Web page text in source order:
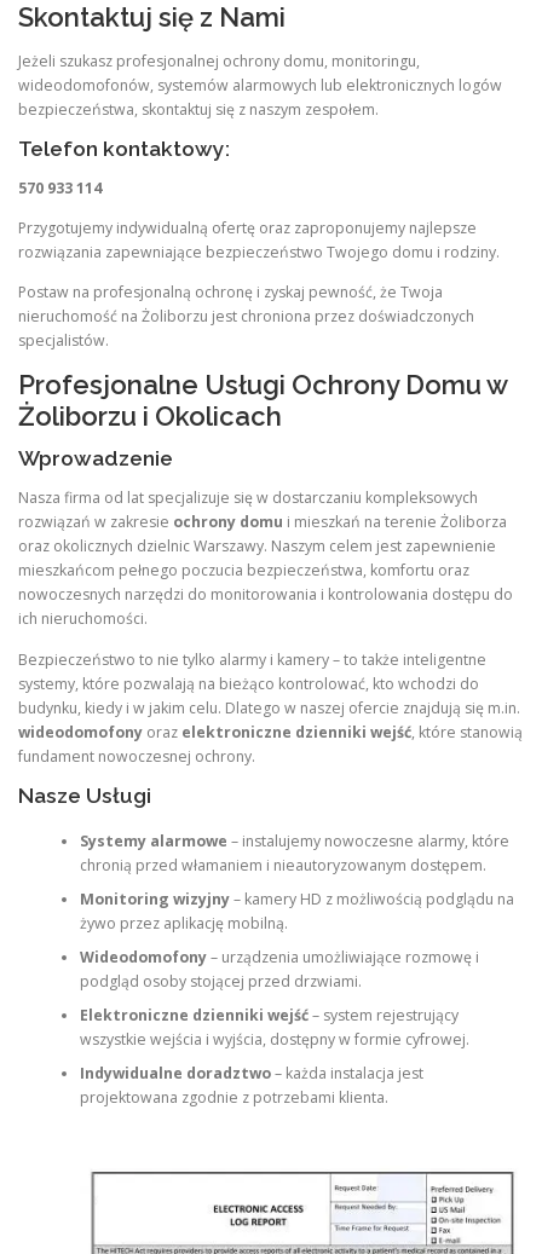
Skontaktuj się z Nami
Jeżeli szukasz profesjonalnej ochrony domu, monitoringu,
wideodomofonów, systemów alarmowych lub elektronicznych logów
bezpieczeństwa, skontaktuj się z naszym zespołem.
Telefon kontaktowy:
570 933 114
Przygotujemy indywidualną ofertę oraz zaproponujemy najlepsze
rozwiązania zapewniające bezpieczeństwo Twojego domu i rodziny.
Postaw na profesjonalną ochronę i zyskaj pewność, że Twoja
nieruchomość na Żoliborzu jest chroniona przez doświadczonych
specjalistów.
Profesjonalne Usługi Ochrony Domu w
Żoliborzu i Okolicach
Wprowadzenie
Nasza firma od lat specjalizuje się w dostarczaniu kompleksowych
rozwiązań w zakresie ochrony domu i mieszkań na terenie Żoliborza
oraz okolicznych dzielnic Warszawy. Naszym celem jest zapewnienie
mieszkańcom pełnego poczucia bezpieczeństwa, komfortu oraz
nowoczesnych narzędzi do monitorowania i kontrolowania dostępu do
ich nieruchomości.
Bezpieczeństwo to nie tylko alarmy i kamery – to także inteligentne
systemy, które pozwalają na bieżąco kontrolować, kto wchodzi do
budynku, kiedy i w jakim celu. Dlatego w naszej ofercie znajdują się m.in.
wideodomofony oraz elektroniczne dzienniki wejść, które stanowią
fundament nowoczesnej ochrony.
Nasze Usługi
Systemy alarmowe – instalujemy nowoczesne alarmy, które
chronią przed włamaniem i nieautoryzowanym dostępem.
Monitoring wizyjny– kamery HD z możliwością podglądu na
żywo przez aplikację mobilną.
Wideodomofony– urządzenia umożliwiające rozmowę i
podgląd osoby stojącej przed drzwiami.
Elektroniczne dzienniki wejść– system rejestrujący
wszystkie wejścia i wyjścia, dostępny w formie cyfrowej.
Indywidualne doradztwo– każda instalacja jest
projektowana zgodnie z potrzebami klienta.